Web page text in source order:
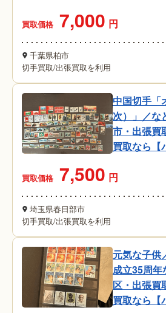
買取価格 7,000 円
千葉県柏市
切手買取/出張買取を利用
中国切手「
次）」／な
市・出張買
買取なら【
買取価格 7,500 円
埼玉県春日部市
切手買取/出張買取を利用
元気な子供
成立35周
区・出張買
買取なら【